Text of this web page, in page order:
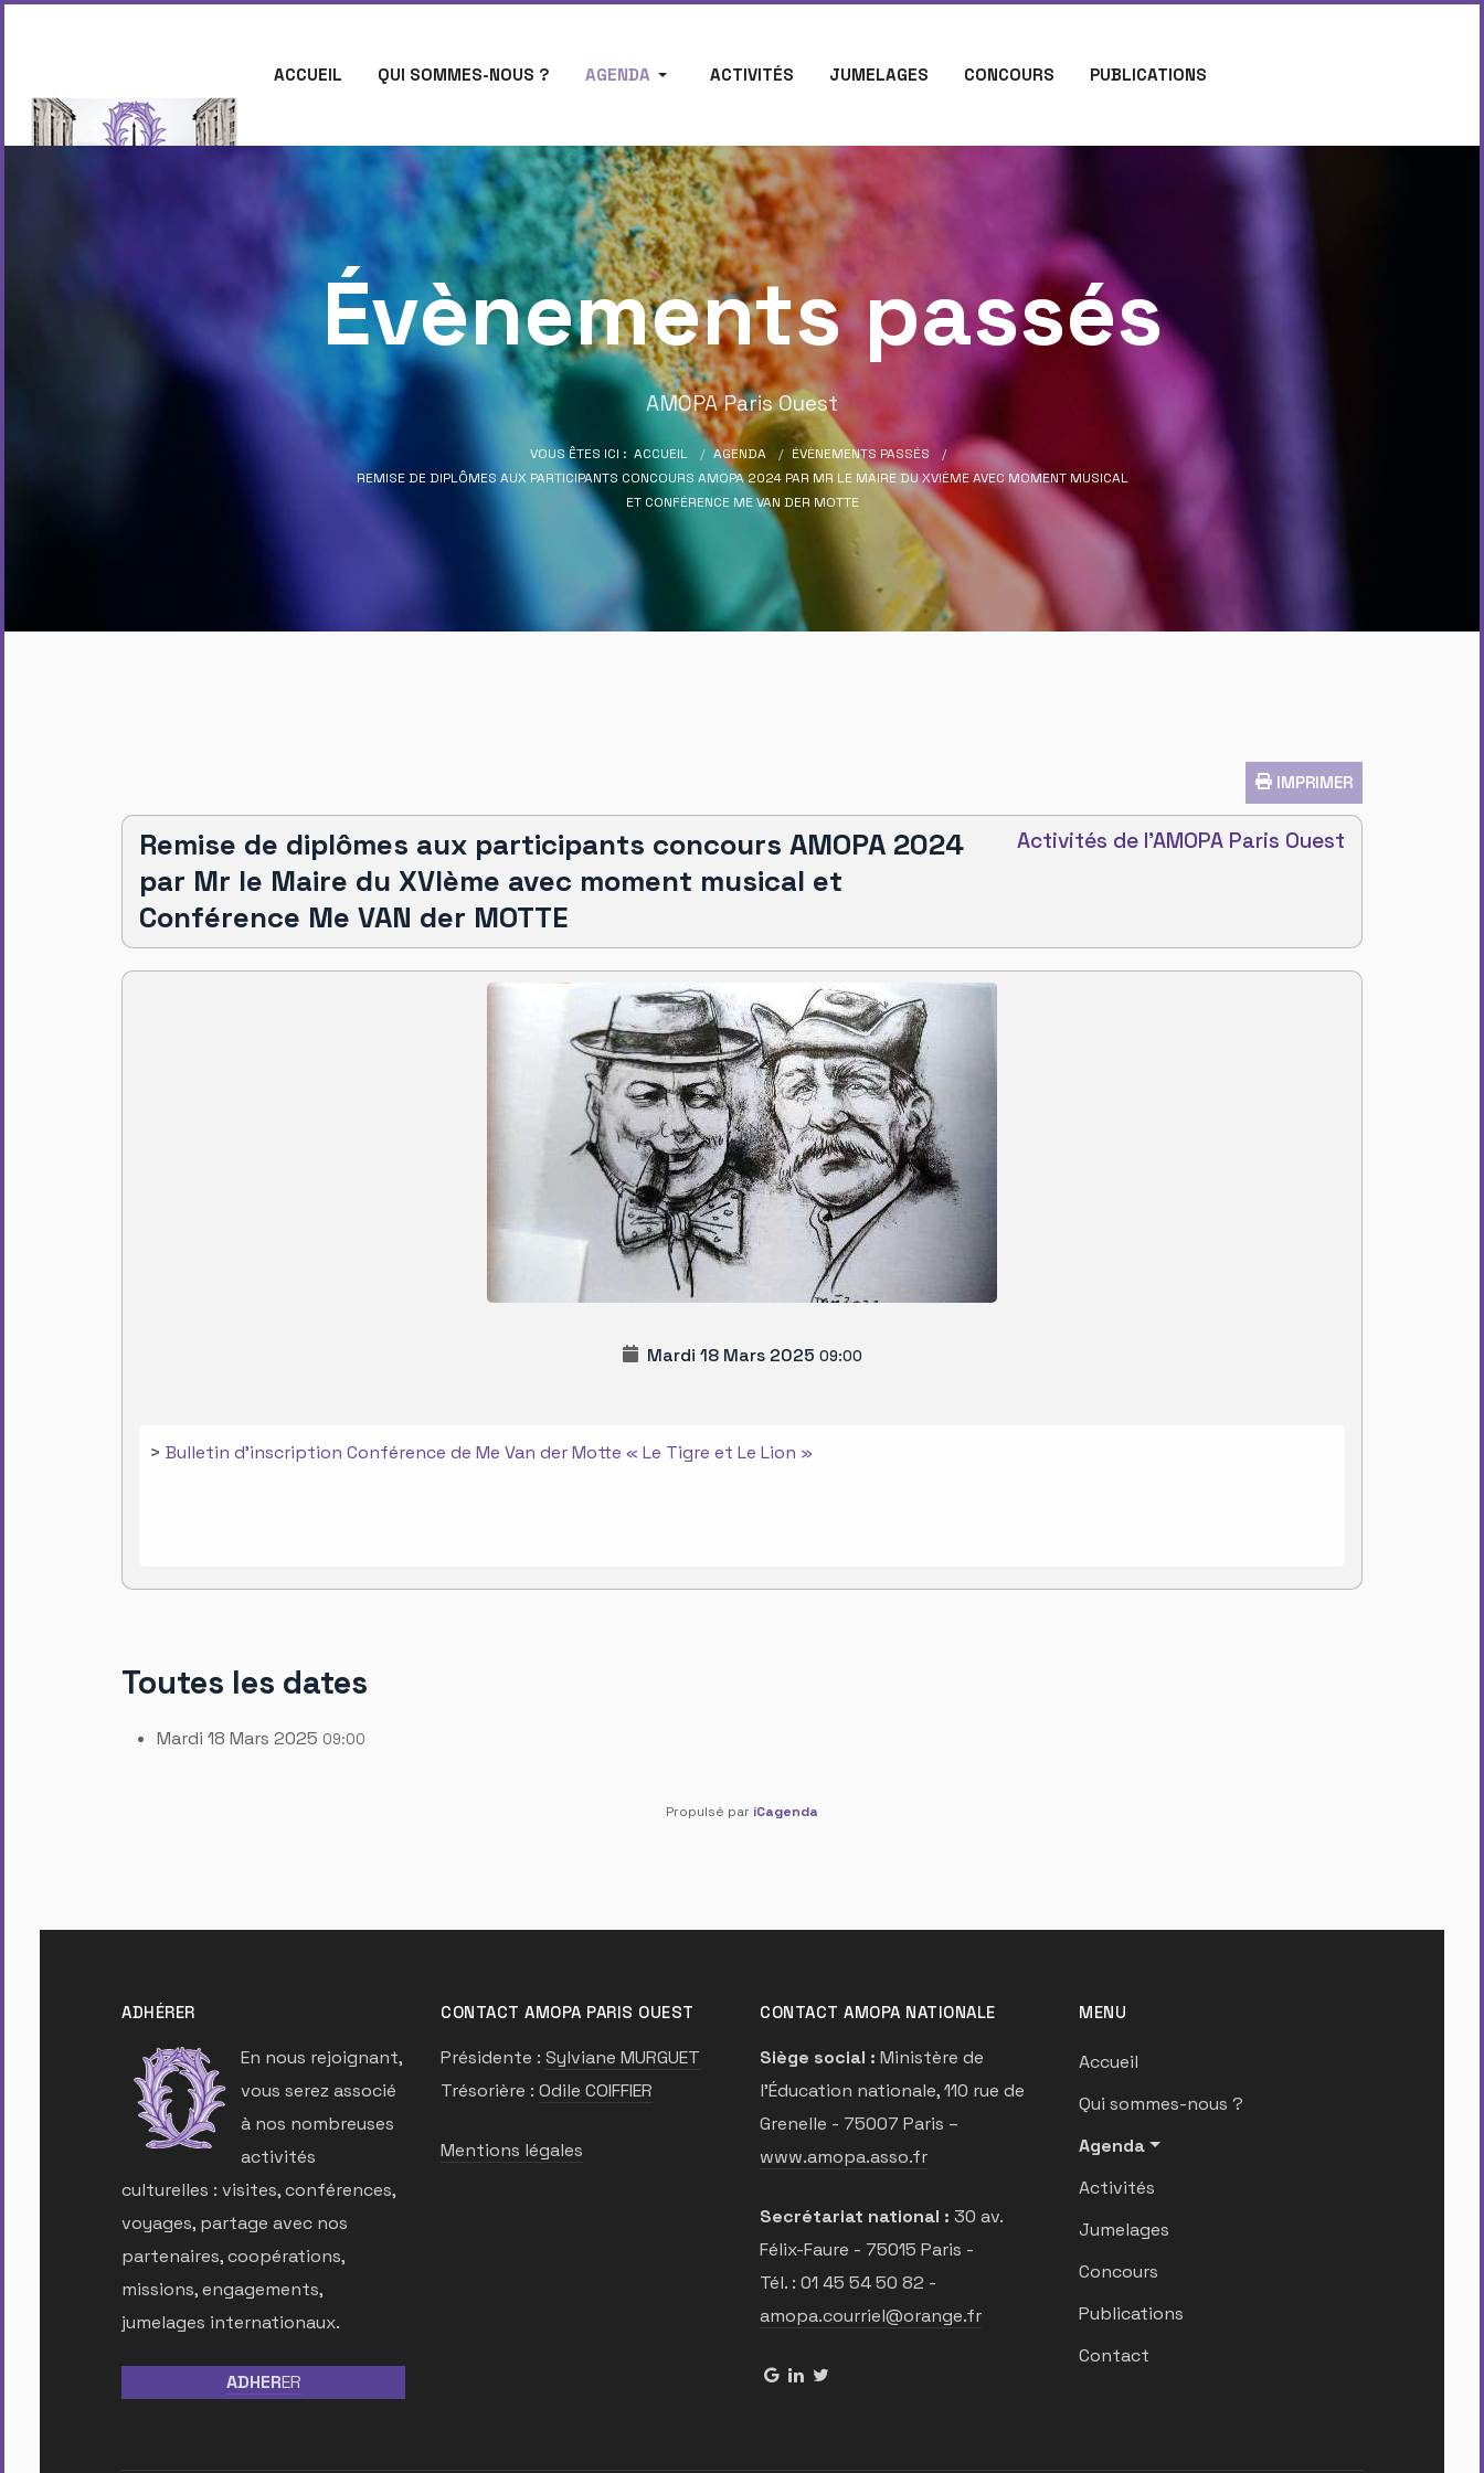
ACCUEIL QUI SOMMES-NOUS ? AGENDA ACTIVITÉS JUMELAGES CONCOURS PUBLICATIONS
Évènements passés
AMOPA Paris Ouest
VOUS ÊTES ICI : ACCUEIL AGENDA
ÉVÈNEMENTS PASSÉS
REMISE DE DIPLÔMES AUX PARTICIPANTS CONCOURS AMOPA 2024 PAR MR LE MAIRE DU XVIÈME AVEC MOMENT MUSICAL
ET CONFÉRENCE ME VAN DER MOTTE
IMPRIMER
Remise de diplômes aux participants concours AMOPA 2024
par Mr le Maire du XVIème avec moment musical et
Conférence Me VAN der MOTTE
Activités de l'AMOPA Paris Ouest
Mardi 18 Mars 2025 09:00
> Bulletin d'inscription Conférence de Me Van der Motte « Le Tigre et Le Lion »
Toutes les dates
Mardi 18 Mars 2025 09:00
Propulsé par iCagenda
ADHÉRER
En nous rejoignant,
vous serez associé
à nos nombreuses
activités
culturelles : visites, conférences,
voyages, partage avec nos
partenaires, coopérations,
missions, engagements,
jumelages internationaux.
ADHERER
CONTACT AMOPA PARIS OUEST
Présidente : Sylviane MURGUET
Trésorière : Odile COIFFIER
Mentions légales
CONTACT AMOPA NATIONALE
Siège social : Ministère de
l’Éducation nationale, 110 rue de
Grenelle - 75007 Paris –
www.amopa.asso.fr
Secrétariat national : 30 av.
Félix-Faure - 75015 Paris -
Tél. : 01 45 54 50 82 -
amopa.courriel@orange.fr
MENU
Accueil
Qui sommes-nous ?
Agenda
Activités
Jumelages
Concours
Publications
Contact